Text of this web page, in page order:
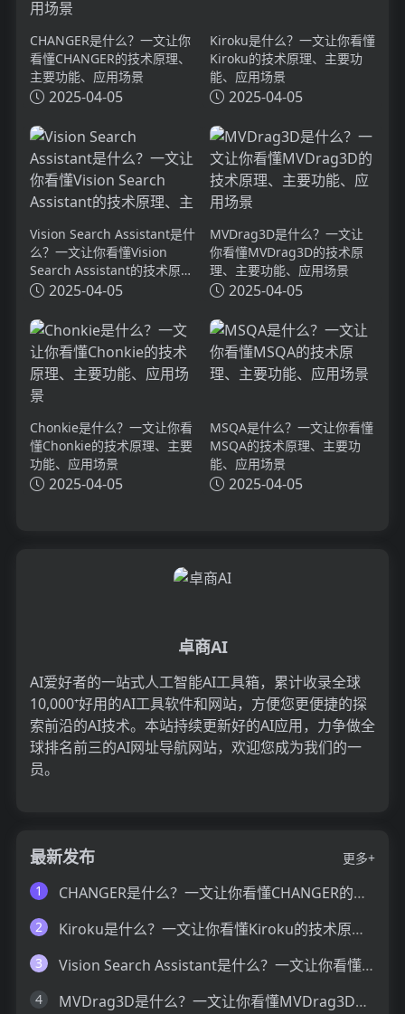
CHANGER是什么？一文让你
看懂CHANGER的技术原理、
主要功能、应用场景
2025-04-05
Kiroku是什么？一文让你看懂
Kiroku的技术原理、主要功
能、应用场景
2025-04-05
Vision Search Assistant是什
么？一文让你看懂Vision
Search Assistant的技术原
理、主要功能、应用场景
2025-04-05
MVDrag3D是什么？一文让
你看懂MVDrag3D的技术原
理、主要功能、应用场景
2025-04-05
Chonkie是什么？一文让你看
懂Chonkie的技术原理、主要
功能、应用场景
2025-04-05
MSQA是什么？一文让你看懂
MSQA的技术原理、主要功
能、应用场景
2025-04-05
卓商AI
AI爱好者的一站式人工智能AI工具箱，累计收录全球
10,000⁺好用的AI工具软件和网站，方便您更便捷的探
索前沿的AI技术。本站持续更新好的AI应用，力争做全
球排名前三的AI网址导航网站，欢迎您成为我们的一
员。
最新发布
更多+
1
CHANGER是什么？一文让你看懂CHANGER的技术原理、主要功能、应用场景
2 Kiroku是什么？一文让你看懂Kiroku的技术原理、主要功能、应用场景
3 Vision Search Assistant是什么？一文让你看懂Vision Search Assistant的技术原理、主要功能、应用场景
4 MVDrag3D是什么？一文让你看懂MVDrag3D的技术原理、主要功能、应用场景